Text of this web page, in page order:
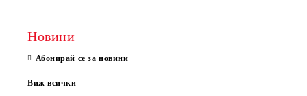
Новини
Абонирай се за новини
Виж всички